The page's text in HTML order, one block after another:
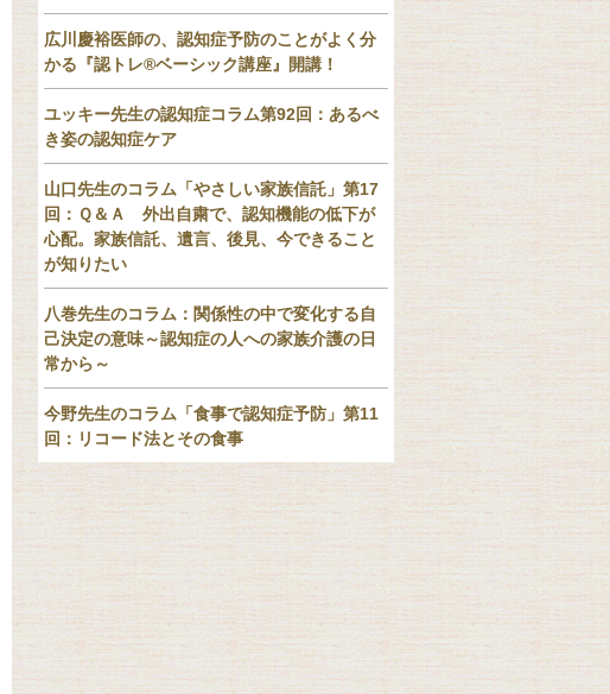
広川慶裕医師の、認知症予防のことがよく分
かる『認トレ®️ベーシック講座』開講！
ユッキー先生の認知症コラム第92回：あるべ
き姿の認知症ケア
山口先生のコラム「やさしい家族信託」第17
回：Ｑ＆Ａ 外出自粛で、認知機能の低下が
心配。家族信託、遺言、後見、今できること
が知りたい
八巻先生のコラム：関係性の中で変化する自
己決定の意味～認知症の人への家族介護の日
常から～
今野先生のコラム「食事で認知症予防」第11
回：リコード法とその食事